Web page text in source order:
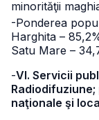
minorităţii
-Ponderea
Harghita –
Satu Mare –
-VI. Servicii
naţionale şi